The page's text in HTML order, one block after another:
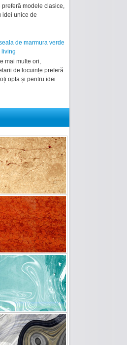
modele clasice,
idei unice de
de marmura verde
living
mai multe ori,
de locuințe preferă
opta și pentru idei